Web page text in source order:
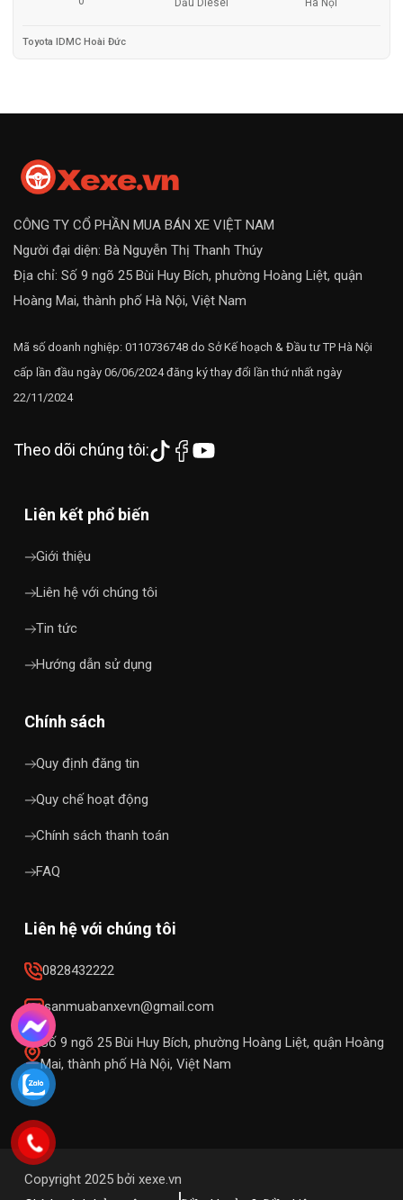
Dầu Diesel Hà Nội
Toyota IDMC Hoài Đức
CÔNG TY CỔ PHẦN MUA BÁN XE VIỆT NAM
Người đại diện: Bà Nguyễn Thị Thanh Thúy
Địa chỉ: Số 9 ngõ 25 Bùi Huy Bích, phường Hoàng Liệt, quận
Hoàng Mai, thành phố Hà Nội, Việt Nam
Mã số doanh nghiệp: 0110736748 do Sở Kế hoạch & Đầu tư TP Hà Nội
cấp lần đầu ngày 06/06/2024 đăng ký thay đổi lần thứ nhất ngày
22/11/2024
Theo dõi chúng tôi:
Liên kết phổ biến
Giới thiệu
Liên hệ với chúng tôi
Tin tức
Hướng dẫn sử dụng
Chính sách
Quy định đăng tin
Quy chế hoạt động
Chính sách thanh toán
FAQ
Liên hệ với chúng tôi
0828432222
sanmuabanxevn@gmail.com
Số 9 ngõ 25 Bùi Huy Bích, phường Hoàng Liệt, quận Hoàng
Mai, thành phố Hà Nội, Việt Nam
Copyright 2025 bởi xexe.vn